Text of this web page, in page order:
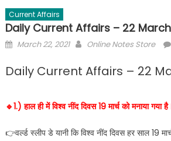
Current Affairs
Daily Current Affairs – 22 March
March 22, 2021 Online Notes Store
Daily Current Affairs – 22
🔹️1.) हाल ही में विश्व नींद दिवस 19 मार्च को मनाया गया
👉वर्ल्ड स्लीप डे यानी कि विश्व नींद दिवस हर साल 19